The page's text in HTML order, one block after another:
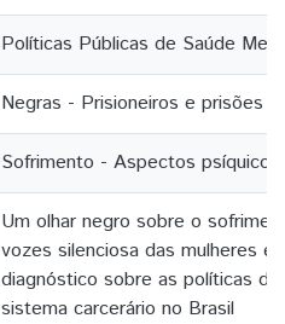
Políticas Públicas de Saúde
Negras - Prisioneiros e prisões
Sofrimento - Aspectos psíquicos
Um olhar negro sobre o
vozes silenciosa das mulheres
diagnóstico sobre as políticas
sistema carcerário no Brasil